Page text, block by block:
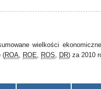
wielkości
(ROA, ROE, ROS, DR) za 2010